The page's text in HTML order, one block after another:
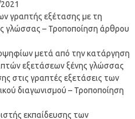
γραπτής εξέτασης με τη
γλώσσας – Τροποποίηση άρθρου
μετά από την κατάργηση
εξετάσεων ξένης γλώσσας
στις γραπτές εξετάσεις των
διαγωνισμού – Τροποποίηση
εκπαίδευσης των